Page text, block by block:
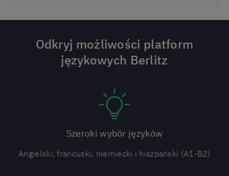
Odkryj możliwości platform
językowych Berlitz
Szeroki wybór języków
Angielski, francuski, niemiecki i hiszpański (A1-B2)